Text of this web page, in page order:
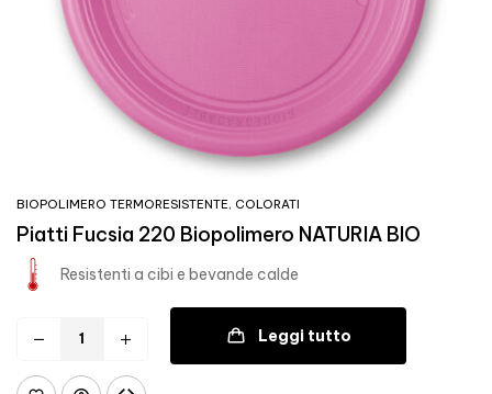
BIOPOLIMERO TERMORESISTENTE, COLORATI
Piatti Fucsia 220 Biopolimero NATURIA BIO
Resistenti a cibi e bevande calde
Leggi tutto